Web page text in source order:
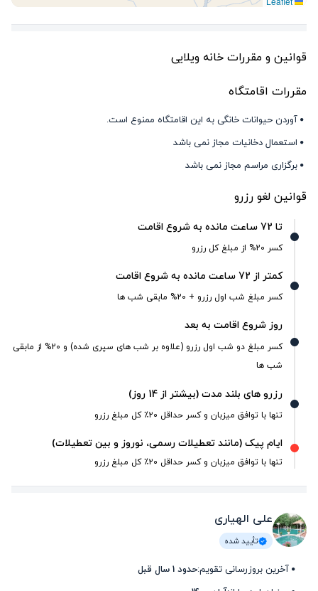
قوانین و مقررات خانه ویلایی
مقررات اقامتگاه
آوردن حیوانات خانگی به این اقامتگاه ممنوع است.
استعمال دخانیات مجاز نمی باشد
برگزاری مراسم مجاز نمی باشد
قوانین لغو رزرو
تا 72 ساعت مانده به شروع اقامت
کسر 20% از مبلغ کل رزرو
کمتر از 72 ساعت مانده به شروع اقامت
کسر مبلغ شب اول رزرو + 20% مابقی شب ها
روز شروع اقامت به بعد
کسر مبلغ دو شب اول رزرو (علاوه بر شب های سپری شده) و 20% از مابقی
شب ها
رزرو های بلند مدت (بیشتر از 14 روز)
تنها با توافق میزبان و کسر حداقل ۲۰٪ کل مبلغ رزرو
ایام پیک (مانند تعطیلات رسمی، نوروز و بین تعطیلات)
تنها با توافق میزبان و کسر حداقل ۲۰٪ کل مبلغ رزرو
علی الهیاری
تأیید شده
آخرین بروزرسانی تقویم:حدود 1 سال قبل